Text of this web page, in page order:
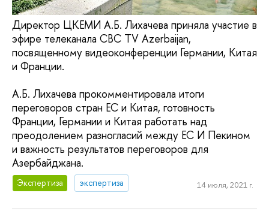
Директор ЦКЕМИ А.Б. Лихачева приняла участие в
эфире телеканала CBC TV Azerbaijan,
посвященному видеоконференции Германии, Китая
и Франции.
А.Б. Лихачева прокомментировала итоги
переговоров стран ЕС и Китая, готовность
Франции, Германии и Китая работать над
преодолением разногласий между ЕС И Пекином
и важность результатов переговоров для
Азербайджана.
Экспертиза экспертиза 14 июля, 2021 г.